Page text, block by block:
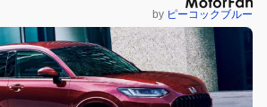
by ピーコックブルー